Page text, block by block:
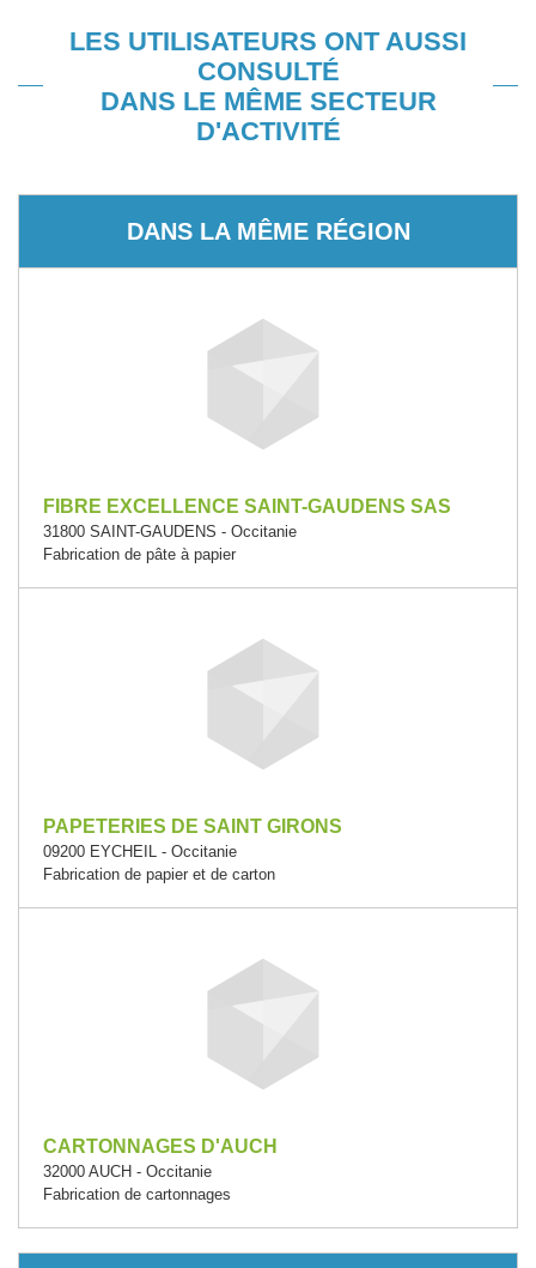
LES UTILISATEURS ONT AUSSI
CONSULTÉ
DANS LE MÊME SECTEUR
D'ACTIVITÉ
DANS LA MÊME RÉGION
FIBRE EXCELLENCE SAINT-GAUDENS SAS
31800 SAINT-GAUDENS - Occitanie
Fabrication de pâte à papier
PAPETERIES DE SAINT GIRONS
09200 EYCHEIL - Occitanie
Fabrication de papier et de carton
CARTONNAGES D'AUCH
32000 AUCH - Occitanie
Fabrication de cartonnages